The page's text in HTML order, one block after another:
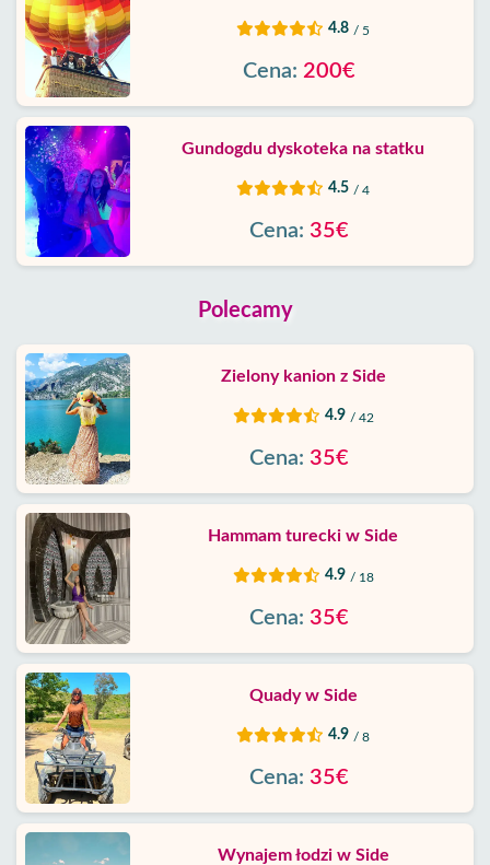
4.8 / 5
Cena: 200€
Gundogdu dyskoteka na statku
4.5 / 4
Cena: 35€
Polecamy
Zielony kanion z Side
4.9 / 42
Cena: 35€
Hammam turecki w Side
4.9 / 18
Cena: 35€
Quady w Side
4.9 / 8
Cena: 35€
Wynajem łodzi w Side